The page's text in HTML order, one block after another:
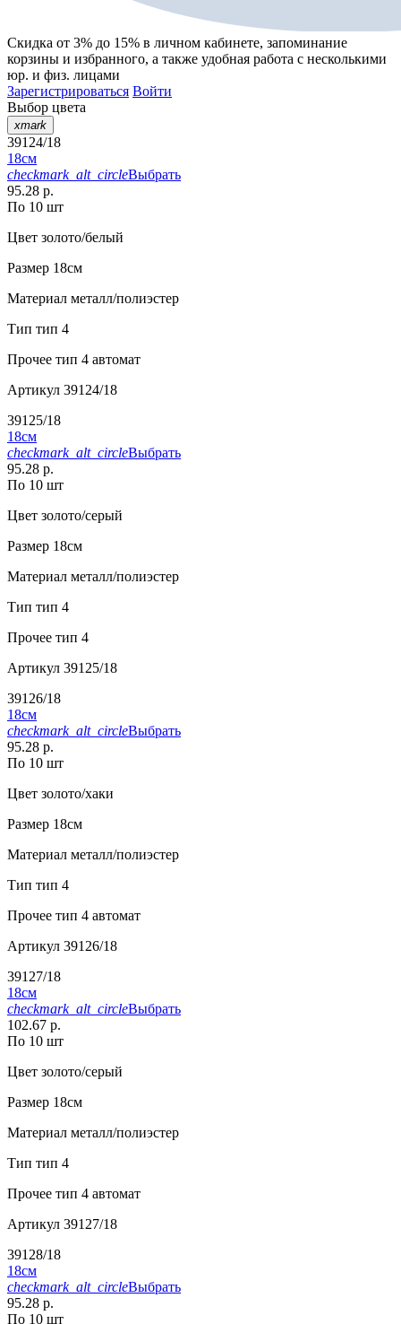
Скидка от 3% до 15% в личном кабинете, запоминание
корзины и избранного, а также удобная работа с несколькими
юр. и физ. лицами
Зарегистрироваться Войти
Выбор цвета
xmark
39124/18
18см
checkmark_alt_circleВыбрать
95.28 р.
По 10 шт
Цвет золото/белый
Размер 18см
Материал металл/полиэстер
Тип тип 4
Прочее тип 4 автомат
Артикул 39124/18
39125/18
18см
checkmark_alt_circleВыбрать
95.28 р.
По 10 шт
Цвет золото/серый
Размер 18см
Материал металл/полиэстер
Тип тип 4
Прочее тип 4
Артикул 39125/18
39126/18
18см
checkmark_alt_circleВыбрать
95.28 р.
По 10 шт
Цвет золото/хаки
Размер 18см
Материал металл/полиэстер
Тип тип 4
Прочее тип 4 автомат
Артикул 39126/18
39127/18
18см
checkmark_alt_circleВыбрать
102.67 р.
По 10 шт
Цвет золото/серый
Размер 18см
Материал металл/полиэстер
Тип тип 4
Прочее тип 4 автомат
Артикул 39127/18
39128/18
18см
checkmark_alt_circleВыбрать
95.28 р.
По 10 шт